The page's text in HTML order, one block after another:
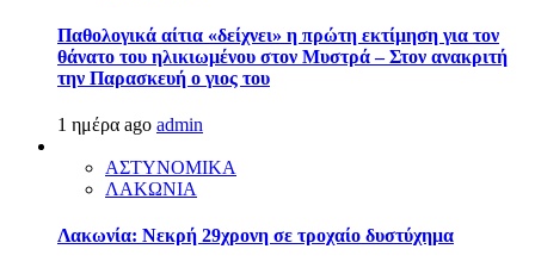
Παθολογικά αίτια «δείχνει» η πρώτη εκτίμηση για τον
θάνατο του ηλικιωμένου στον Μυστρά – Στον ανακριτή
την Παρασκευή ο γιος του
1 ημέρα ago admin
ΑΣΤΥΝΟΜΙΚΑ
ΛΑΚΩΝΙΑ
Λακωνία: Νεκρή 29χρονη σε τροχαίο δυστύχημα